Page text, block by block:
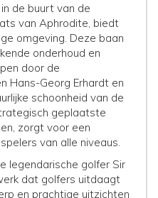
in de buurt van de
van Aphrodite, biedt
omgeving. Deze baan
onderhoud en
door de
Hans-Georg Erhardt en
schoonheid van de
geplaatste
zorgt voor een
van alle niveaus.
legendarische golfer Sir
dat golfers uitdaagt
en prachtige uitzichten